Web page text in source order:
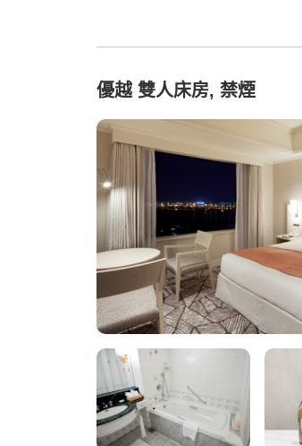
優越 雙人床房, 禁煙